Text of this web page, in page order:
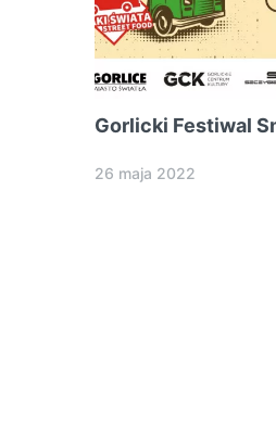
Gorlicki Festiwal
26 maja 2022